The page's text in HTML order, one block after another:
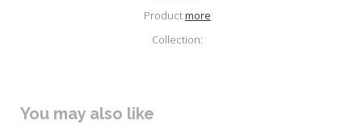
Productmore
Collection:
You may also like